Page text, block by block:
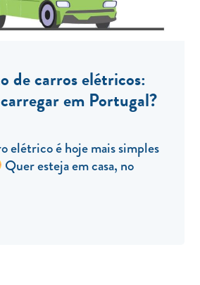
de carros elétricos:
em Portugal?
elétrico é hoje mais simples
Quer esteja em casa, no